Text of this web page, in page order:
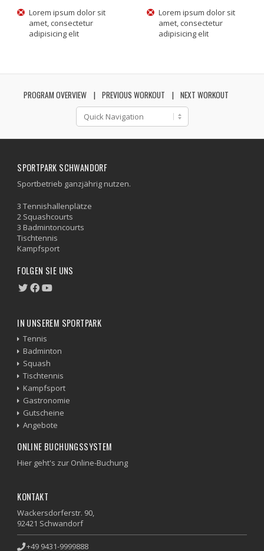
Lorem ipsum dolor sit
amet, consectetur
adipisicing elit
Lorem ipsum dolor sit
amet, consectetur
adipisicing elit
PROGRAM OVERVIEW PREVIOUS WORKOUT NEXT WORKOUT
SPORTPARK SCHWANDORF
Sportbetrieb ganzjährig nutzen.
3 Tennishallenplätze
2 Squashcourts
3 Badmintoncourts
Tischtennis
Kampfsport
FOLGEN SIE UNS
IN UNSEREM SPORTPARK
Tennis
Badminton
Squash
Tischtennis
Kampfsport
Gastronomie
Gutscheine
Angebote
ONLINE BUCHUNGSSYSTEM
Hier geht's zur Online-Buchung
KONTAKT
Wackersdorferstr. 90,
92421 Schwandorf
+49 9431-9999888